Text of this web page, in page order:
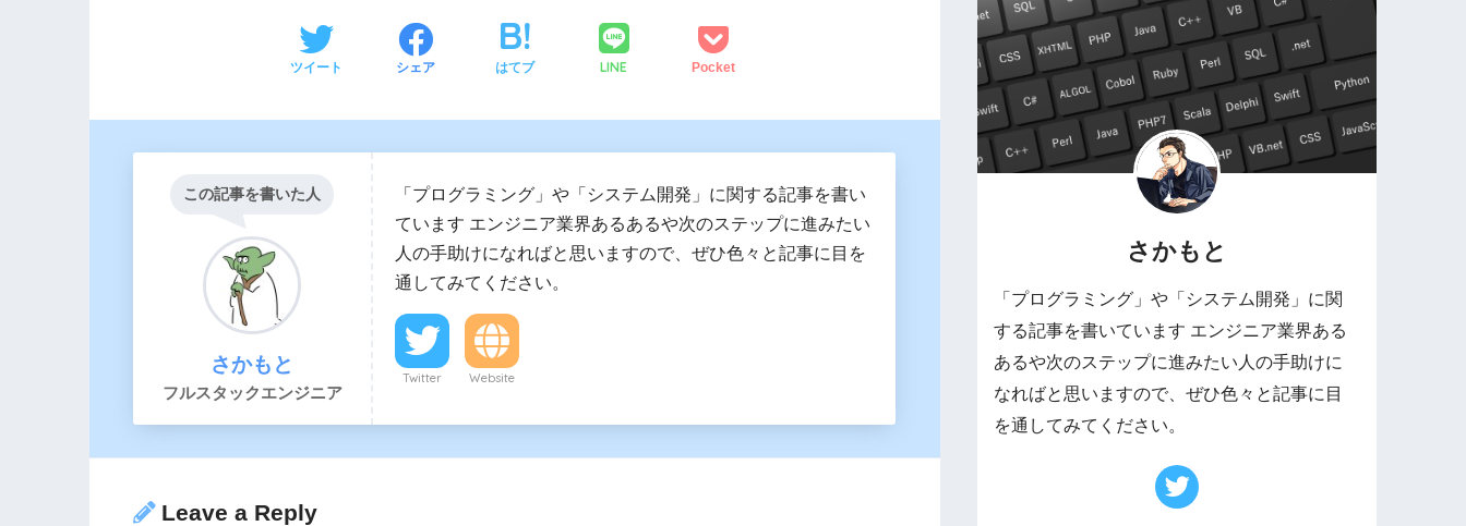
ツイート シェア はてブ LINE Pocket
この記事を書いた人
さかもと
フルスタックエンジニア
「プログラミング」や「システム開発」に関する記事を書い
ています エンジニア業界あるあるや次のステップに進みたい
人の手助けになればと思いますので、ぜひ色々と記事に目を
通してみてください。
Twitter Website
Leave a Reply
さかもと
「プログラミング」や「システム開発」に関
する記事を書いています エンジニア業界ある
あるや次のステップに進みたい人の手助けに
なればと思いますので、ぜひ色々と記事に目
を通してみてください。